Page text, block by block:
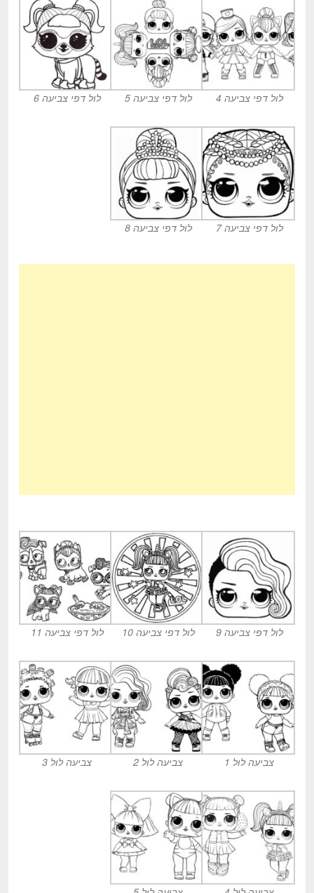
לול דפי צביעה 4 לול דפי צביעה 5 לול דפי צביעה 6
לול דפי צביעה 7 לול דפי צביעה 8
לול דפי צביעה 9 לול דפי צביעה 10 לול דפי צביעה 11
צביעה לול 1 צביעה לול 2 צביעה לול 3